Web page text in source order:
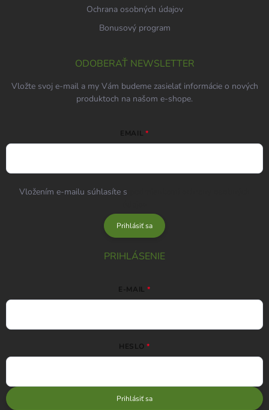
Ochrana osobných údajov
Bonusový program
ODOBERAŤ NEWSLETTER
Vložte svoj e-mail a my Vám budeme zasielať informácie o nových
produktoch na našom e-shope.
EMAIL
Vložením e-mailu súhlasíte s
Prihlásiť sa
PRIHLÁSENIE
E-MAIL
HESLO
Prihlásiť sa